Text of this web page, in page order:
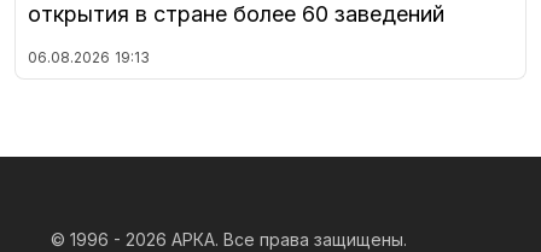
открытия в стране более 60 заведений
06.08.2026 19:13
© 1996 - 2026 АРКА. Все права защищены.